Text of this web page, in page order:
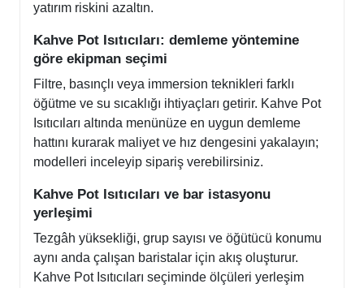
yatırım riskini azaltın.
Kahve Pot Isıtıcıları: demleme yöntemine
göre ekipman seçimi
Filtre, basınçlı veya immersion teknikleri farklı
öğütme ve su sıcaklığı ihtiyaçları getirir. Kahve Pot
Isıtıcıları altında menünüze en uygun demleme
hattını kurarak maliyet ve hız dengesini yakalayın;
modelleri inceleyip sipariş verebilirsiniz.
Kahve Pot Isıtıcıları ve bar istasyonu
yerleşimi
Tezgâh yüksekliği, grup sayısı ve öğütücü konumu
aynı anda çalışan baristalar için akış oluşturur.
Kahve Pot Isıtıcıları seçiminde ölçüleri yerleşim